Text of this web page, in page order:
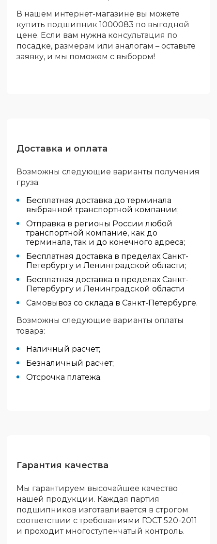
В нашем интернет-магазине вы можете
купить подшипник 1000083 по выгодной
цене. Если вам нужна консультация по
посадке, размерам или аналогам – оставьте
заявку, и мы поможем с выбором!
Доставка и оплата
Возможны следующие варианты получения
груза:
Бесплатная доставка до терминала
выбранной транспортной компании;
Отправка в регионы России любой
транспортной компание, как до
терминала, так и до конечного адреса;
Бесплатная доставка в пределах Санкт-
Петербургу и Ленинградской области;
Бесплатная доставка в пределах Санкт-
Петербургу и Ленинградской области
Самовывоз со склада в Санкт-Петербурге.
Возможны следующие варианты оплаты
товара:
Наличный расчет;
Безналичный расчет;
Отсрочка платежа.
Гарантия качества
Мы гарантируем высочайшее качество
нашей продукции. Каждая партия
подшипников изготавливается в строгом
соответствии с требованиями ГОСТ 520-2011
и проходит многоступенчатый контроль.